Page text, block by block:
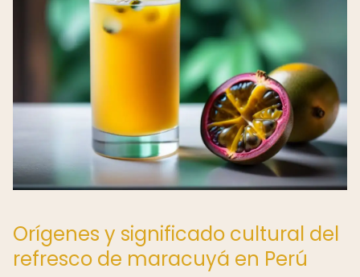
Orígenes y significado cultural del
refresco de maracuyá en Perú